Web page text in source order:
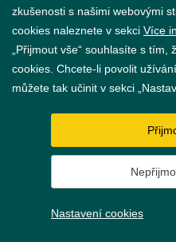
Vytvořil
zkušenosti s našimi webovými
cookies naleznete v sekci Více
„Přijmout vše“ souhlasíte s
cookies. Chcete-li povolit
můžete tak učinit v sekci
Nastavení cookies